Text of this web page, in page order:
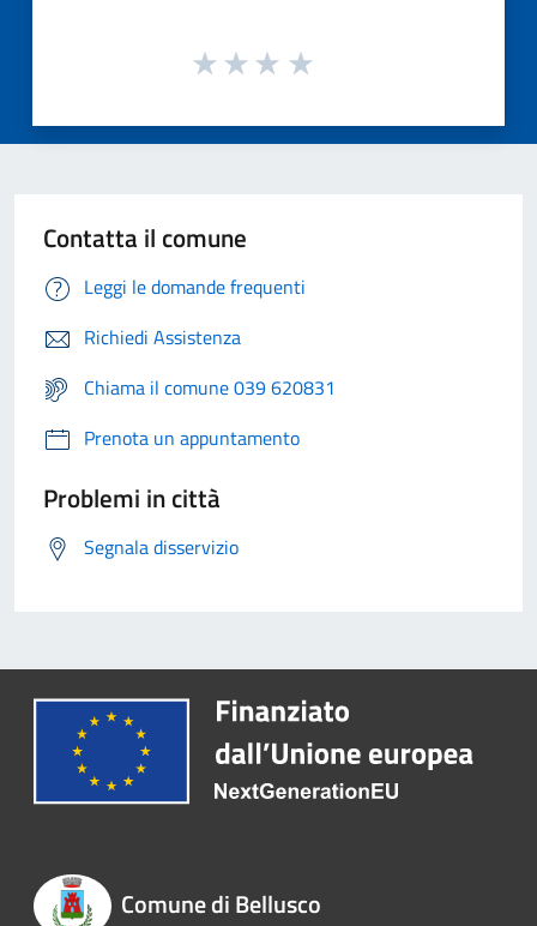
Contatta il comune
Leggi le domande frequenti
Richiedi Assistenza
Chiama il comune 039 620831
Prenota un appuntamento
Problemi in città
Segnala disservizio
Comune di Bellusco